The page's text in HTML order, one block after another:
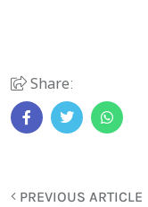
Share:
PREVIOUS ARTICLE